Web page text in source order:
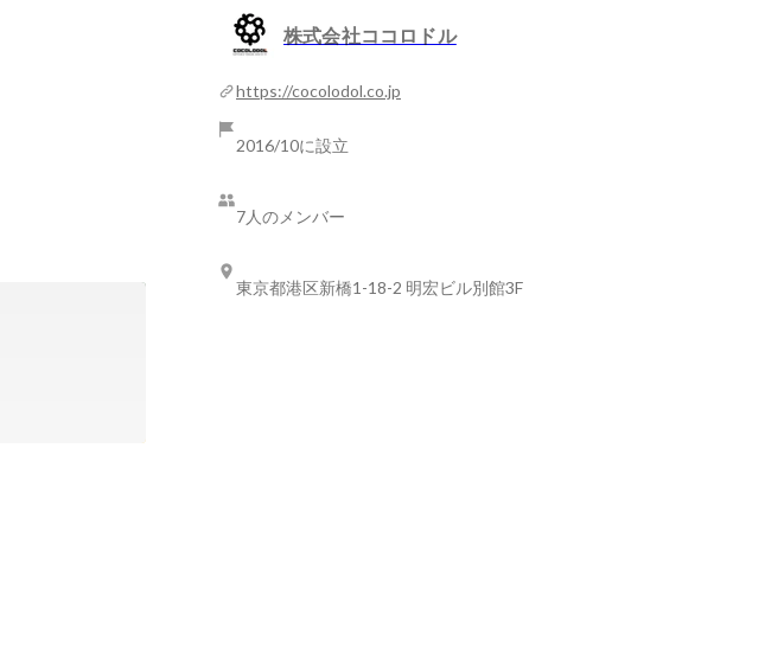
株式会社ココロドル
https://cocolodol.co.jp
2016/10に設立
7人のメンバー
東京都港区新橋1-18-2 明宏ビル別館3F